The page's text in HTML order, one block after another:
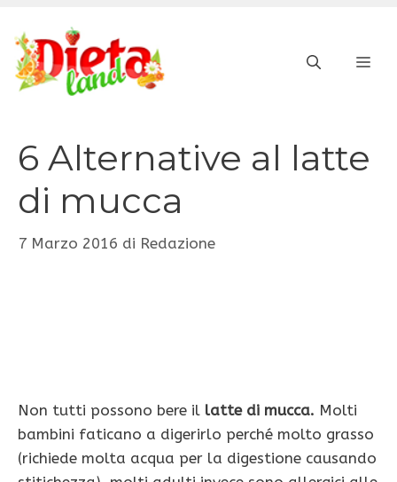
contenuto
6 Alternative al latte
di mucca
7 Marzo 2016 di Redazione
Non tutti possono bere il latte di mucca. Molti
bambini faticano a digerirlo perché molto grasso
(richiede molta acqua per la digestione causando